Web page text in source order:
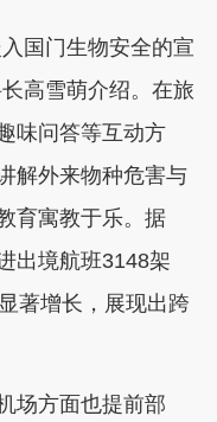
国门生物安全的宣
高雪萌介绍。在旅
味问答等互动方
解外来物种危害与
育寓教于乐。据
出境航班3148架
著增长，展现出跨
方面也提前部